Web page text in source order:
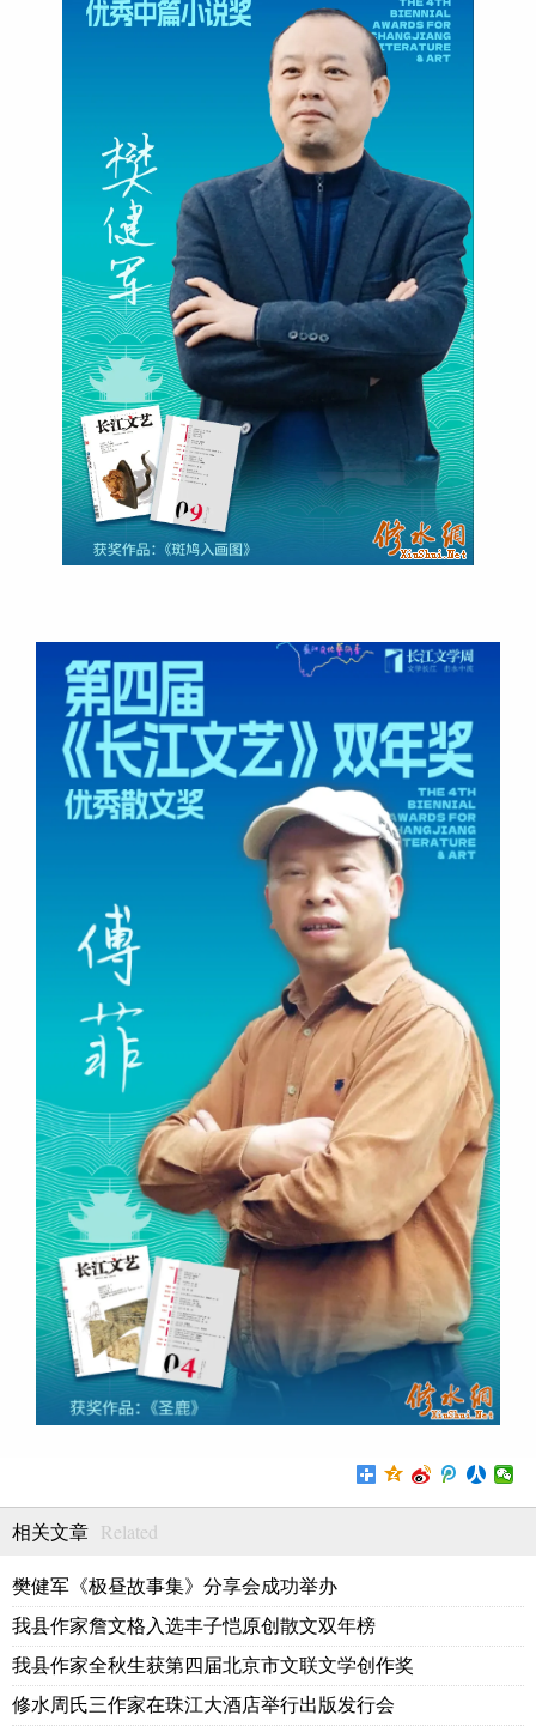
相关文章 Related
樊健军《极昼故事集》分享会成功举办
我县作家詹文格入选丰子恺原创散文双年榜
我县作家全秋生获第四届北京市文联文学创作奖
修水周氏三作家在珠江大酒店举行出版发行会